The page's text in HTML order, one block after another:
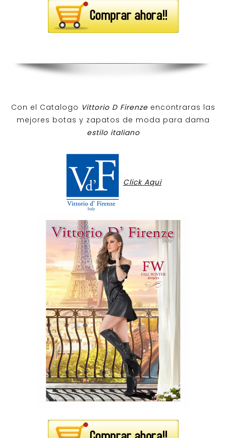
Con el Catalogo Vittorio D Firenzeencontraras las
mejores botas y zapatos de moda para dama
estilo italiano
Click Aqui